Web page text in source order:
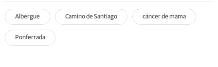
Albergue Camino de Santiago cáncer de mama
Ponferrada